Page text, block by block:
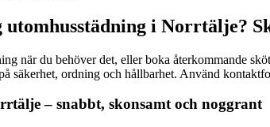
utomhusstädning i Norrtälje?
när du behöver det, eller boka återkommande
säkerhet, ordning och hållbarhet. Använd
– snabbt, skonsamt och noggrant